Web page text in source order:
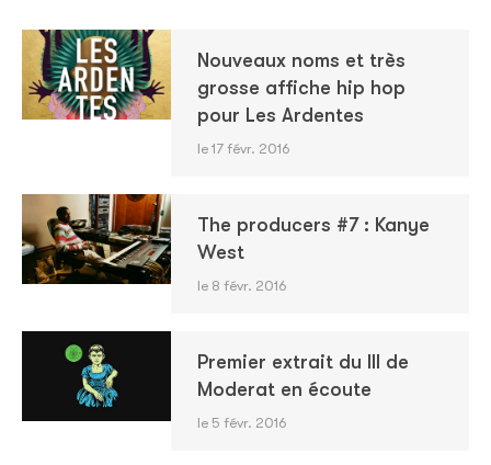
Nouveaux noms et très
grosse affiche hip hop
pour Les Ardentes
le 17 févr. 2016
The producers #7 : Kanye
West
le 8 févr. 2016
Premier extrait du III de
Moderat en écoute
le 5 févr. 2016